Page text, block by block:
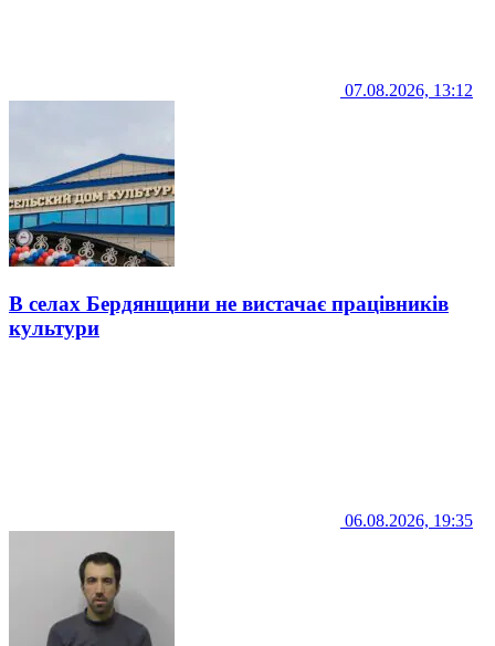
07.08.2026, 13:12
В селах Бердянщини не вистачає працівників
культури
06.08.2026, 19:35